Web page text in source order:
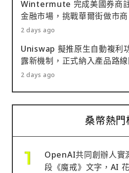
Wintermute 完成美國券商
金融市場，挑戰華爾街做市商
2 days ago
Uniswap 擬推原生自動複利
露新機制，正式納入產品路
2 days ago
桑幣熱門
OpenAI共同創辦人實
段《魔戒》文字，AI